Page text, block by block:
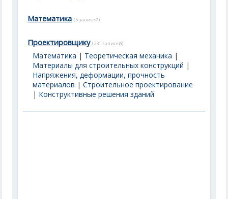
Математика (5 записей)
Проектировщику (231 записей)
Математика | Теоретическая механика |
Материалы для строительных конструкций |
Напряжения, деформации, прочность
материалов |Строительное проектирование
| Конструктивные решения зданий